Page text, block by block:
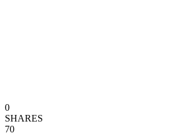
0
SHARES
70